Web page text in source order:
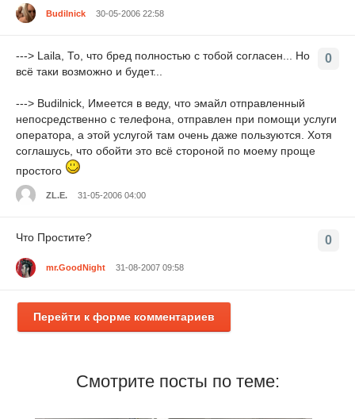
Budilnick 30-05-2006 22:58
0
---> Laila, То, что бред полностью с тобой согласен... Но
всё таки возможно и будет...
---> Budilnick, Имеется в веду, что эмайл отправленный
непосредственно с телефона, отправлен при помощи услуги
оператора, а этой услугой там очень даже пользуются. Хотя
соглашусь, что обойти это всё стороной по моему проще
простого
ZL.E. 31-05-2006 04:00
0
Что Простите?
mr.GoodNight 31-08-2007 09:58
Перейти к форме комментариев
Смотрите посты по теме: